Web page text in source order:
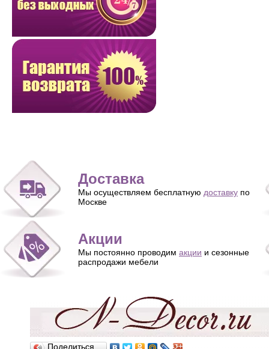
Доставка
Мы осуществляем бесплатную доставку по
Москве
Акции
Мы постоянно проводим акции и сезонные
распродажи мебели
Поделиться…